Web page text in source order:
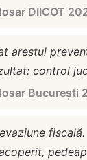
DIICOT
arestul
control
București
fiscală.